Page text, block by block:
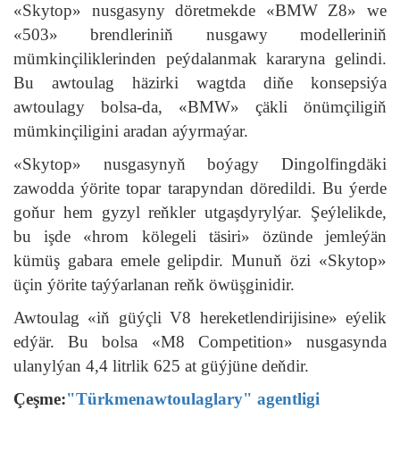
«Skytop» nusgasyny döretmekde «BMW Z8» we
«503» brendleriniň nusgawy modelleriniň
mümkinçiliklerinden peýdalanmak kararyna gelindi.
Bu awtoulag häzirki wagtda diňe konsepsiýa
awtoulagy bolsa-da, «BMW» çäkli önümçiligiň
mümkinçiligini aradan aýyrmaýar.
«Skytop» nusgasynyň boýagy Dingolfingdäki
zawodda ýörite topar tarapyndan döredildi. Bu ýerde
goňur hem gyzyl reňkler utgaşdyrylýar. Şeýlelikde,
bu işde «hrom kölegeli täsiri» özünde jemleýän
kümüş gabara emele gelipdir. Munuň özi «Skytop»
üçin ýörite taýýarlanan reňk öwüşginidir.
Awtoulag «iň güýçli V8 hereketlendirijisine» eýelik
edýär. Bu bolsa «M8 Competition» nusgasynda
ulanylýan 4,4 litrlik 625 at güýjüne deňdir.
Çeşme:"Türkmenawtoulaglary" agentligi